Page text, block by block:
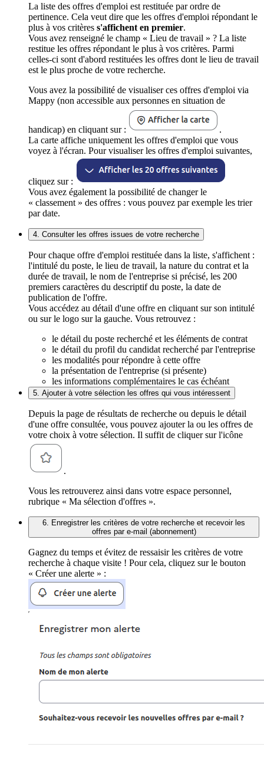
La liste des offres d'emploi est restituée par ordre de
pertinence. Cela veut dire que les offres d'emploi répondant le
plus à vos critères s'affichent en premier.
Vous avez renseigné le champ « Lieu de travail » ? La liste
restitue les offres répondant le plus à vos critères. Parmi
celles-ci sont d'abord restituées les offres dont le lieu de travail
est le plus proche de votre recherche.
Vous avez la possibilité de visualiser ces offres d'emploi via
Mappy (non accessible aux personnes en situation de
handicap) en cliquant sur :
.
La carte affiche uniquement les offres d'emploi que vous
voyez à l'écran. Pour visualiser les offres d'emploi suivantes,
cliquez sur :
Vous avez également la possibilité de changer le
« classement » des offres : vous pouvez par exemple les trier
par date.
4. Consulter les offres issues de votre recherche
Pour chaque offre d'emploi restituée dans la liste, s'affichent :
l'intitulé du poste, le lieu de travail, la nature du contrat et la
durée de travail, le nom de l'entreprise si précisé, les 200
premiers caractères du descriptif du poste, la date de
publication de l'offre.
Vous accédez au détail d'une offre en cliquant sur son intitulé
ou sur le logo sur la gauche. Vous retrouvez :
le détail du poste recherché et les éléments de contrat
le détail du profil du candidat recherché par l'entreprise
les modalités pour répondre à cette offre
la présentation de l'entreprise (si présente)
les informations complémentaires le cas échéant
5. Ajouter à votre sélection les offres qui vous intéressent
Depuis la page de résultats de recherche ou depuis le détail
d'une offre consultée, vous pouvez ajouter la ou les offres de
votre choix à votre sélection. Il suffit de cliquer sur l'icône
.
Vous les retrouverez ainsi dans votre espace personnel,
rubrique « Ma sélection d'offres ».
6. Enregistrer les critères de votre recherche et recevoir les
offres par e-mail (abonnement)
Gagnez du temps et évitez de ressaisir les critères de votre
recherche à chaque visite ! Pour cela, cliquez sur le bouton
« Créer une alerte » :